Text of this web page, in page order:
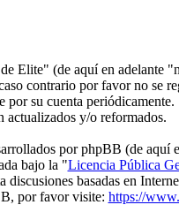
Elite" (de aquí en
contrario por favor no se
por su cuenta
actualizados y/o reformados.
por phpBB (de
bajo la "Licencia Pública
discusiones basadas en
por favor visite: https://